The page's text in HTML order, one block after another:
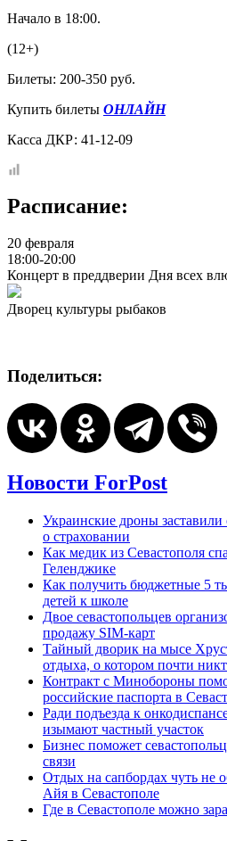
Начало в 18:00.
(12+)
Билеты: 200-350 руб.
Купить билеты ОНЛАЙН
Касса ДКР: 41-12-09
Расписание:
20 февраля
18:00-20:00
Концерт в преддверии Дня всех
Дворец культуры рыбаков
Поделиться:
Новости ForPost
Украинские дроны заставили
о страховании
Как медик из Севастополя
Геленджике
Как получить бюджетные 5
детей к школе
Двое севастопольцев
продажу SIM-карт
Тайный дворик на мысе
отдыха, о котором почти
Контракт с Минобороны
российские паспорта в
Ради подъезда к
изымают частный участок
Бизнес поможет
связи
Отдых на сапбордах чуть не
Айя в Севастополе
Где в Севастополе можно